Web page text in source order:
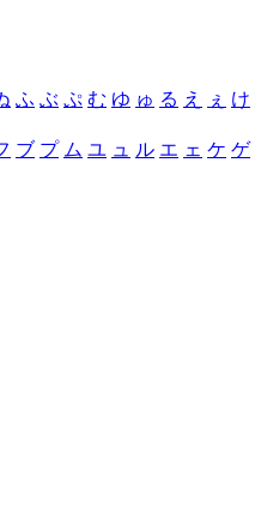
ふ ぶ ぷ む ゆ ゅ る え ぇ け
ブ プ ム ユ ュ ル エ ェ ケ ゲ